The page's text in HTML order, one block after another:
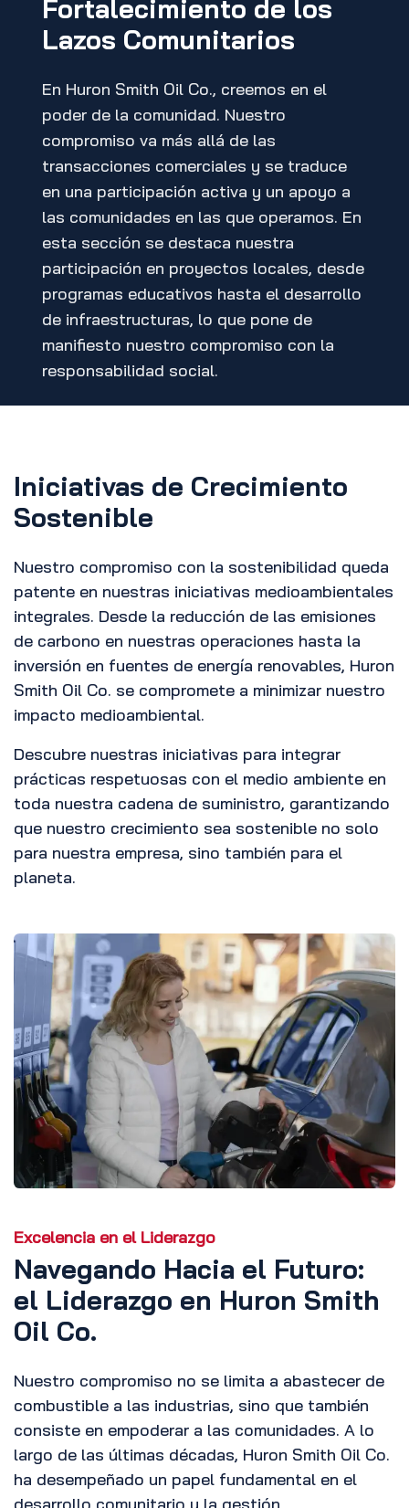
Fortalecimiento de los
Lazos Comunitarios
En Huron Smith Oil Co., creemos en el
poder de la comunidad. Nuestro
compromiso va más allá de las
transacciones comerciales y se traduce
en una participación activa y un apoyo a
las comunidades en las que operamos. En
esta sección se destaca nuestra
participación en proyectos locales, desde
programas educativos hasta el desarrollo
de infraestructuras, lo que pone de
manifiesto nuestro compromiso con la
responsabilidad social.
Iniciativas de Crecimiento
Sostenible
Nuestro compromiso con la sostenibilidad queda
patente en nuestras iniciativas medioambientales
integrales. Desde la reducción de las emisiones
de carbono en nuestras operaciones hasta la
inversión en fuentes de energía renovables, Huron
Smith Oil Co. se compromete a minimizar nuestro
impacto medioambiental.
Descubre nuestras iniciativas para integrar
prácticas respetuosas con el medio ambiente en
toda nuestra cadena de suministro, garantizando
que nuestro crecimiento sea sostenible no solo
para nuestra empresa, sino también para el
planeta.
Excelencia en el Liderazgo
Navegando Hacia el Futuro:
el Liderazgo en Huron Smith
Oil Co.
Nuestro compromiso no se limita a abastecer de
combustible a las industrias, sino que también
consiste en empoderar a las comunidades. A lo
largo de las últimas décadas, Huron Smith Oil Co.
ha desempeñado un papel fundamental en el